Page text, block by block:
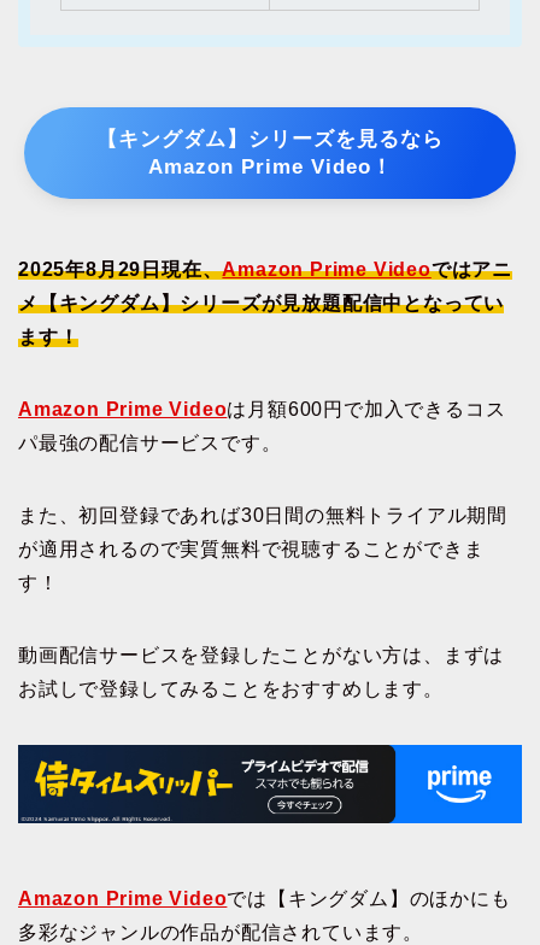
【キングダム】シリーズを見るなら
Amazon Prime Video！
2025年8月29日現在、Amazon Prime Videoではアニ
メ【キングダム】シリーズが見放題配信中となってい
ます！
Amazon Prime Videoは月額600円で加入できるコス
パ最強の配信サービスです。
また、初回登録であれば30日間の無料トライアル期間
が適用されるので実質無料で視聴することができま
す！
動画配信サービスを登録したことがない方は、まずは
お試しで登録してみることをおすすめします。
Amazon Prime Videoでは【キングダム】のほかにも
多彩なジャンルの作品が配信されています。